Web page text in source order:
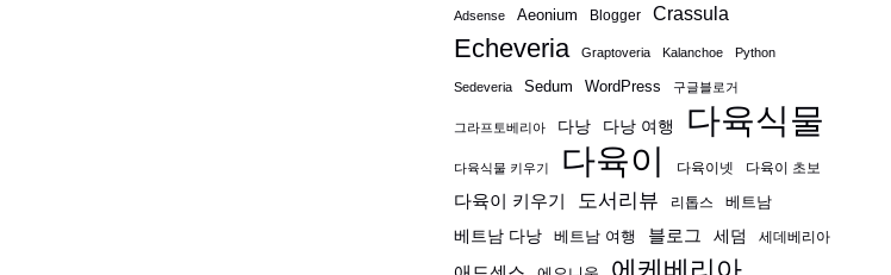
Adsense Aeonium Blogger Crassula
Echeveria Graptoveria Kalanchoe Python
Sedeveria Sedum WordPress 구글블로거
그라프토베리아 다낭 다낭 여행 다육식물
다육식물 키우기 다육이 다육이넷 다육이 초보
다육이 키우기 도서리뷰 리톱스
베트남
베트남 다낭
베트남 여행 블로그 세덤 세데베리아